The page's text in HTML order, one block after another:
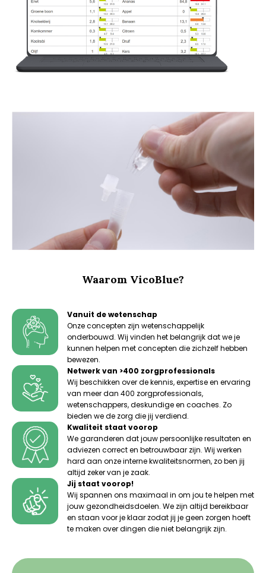
Waarom VicoBlue?
Vanuit de wetenschap
Onze concepten zijn wetenschappelijk
onderbouwd. Wij vinden het belangrijk dat we je
kunnen helpen met concepten die zichzelf hebben
bewezen.
Netwerk van >400 zorgprofessionals
Wij beschikken over de kennis, expertise en ervaring
van meer dan 400 zorgprofessionals,
wetenschappers, deskundige en coaches. Zo
bieden we de zorg die jij verdiend.
Kwaliteit staat voorop
We garanderen dat jouw persoonlijke resultaten en
adviezen correct en betrouwbaar zijn. Wij werken
hard aan onze interne kwaliteitsnormen, zo ben jij
altijd zeker van je zaak.
Jij staat voorop!
Wij spannen ons maximaal in om jou te helpen met
jouw gezondheidsdoelen. We zijn altijd bereikbaar
en staan voor je klaar zodat jij je geen zorgen hoeft
te maken over dingen die niet belangrijk zijn.